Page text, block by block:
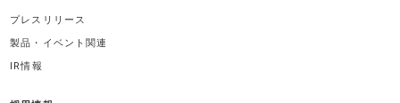
プレスリリース
製品・イベント関連
IR情報